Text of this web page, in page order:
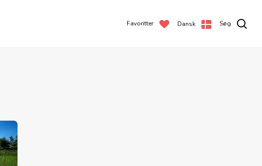
Favoritter Dansk Søg